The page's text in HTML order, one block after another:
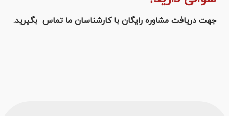
جهت دریافت مشاوره رایگان با کارشناسان ما تماس بگیرید.